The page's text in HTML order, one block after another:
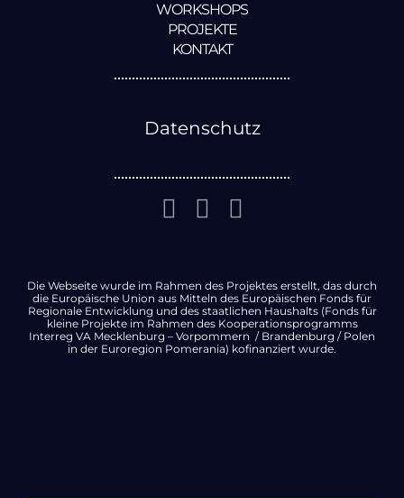
WORKSHOPS
PROJEKTE
KONTAKT
Datenschutz
Die Webseite wurde im Rahmen des Projektes erstellt, das durch
die Europäische Union aus Mitteln des Europäischen Fonds für
Regionale Entwicklung und des staatlichen Haushalts (Fonds für
kleine Projekte im Rahmen des Kooperationsprogramms
Interreg VA Mecklenburg – Vorpommern / Brandenburg / Polen
in der Euroregion Pomerania) kofinanziert wurde.